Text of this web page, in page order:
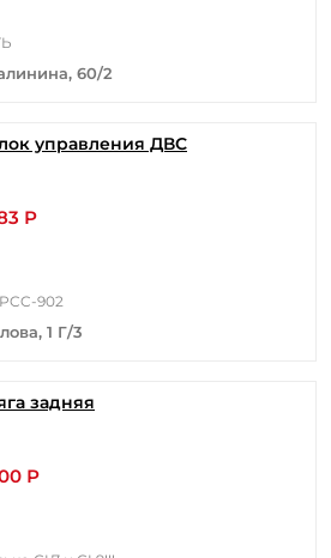
60/2
управления ДВС
Р
902
1 Г/3
задняя
Р